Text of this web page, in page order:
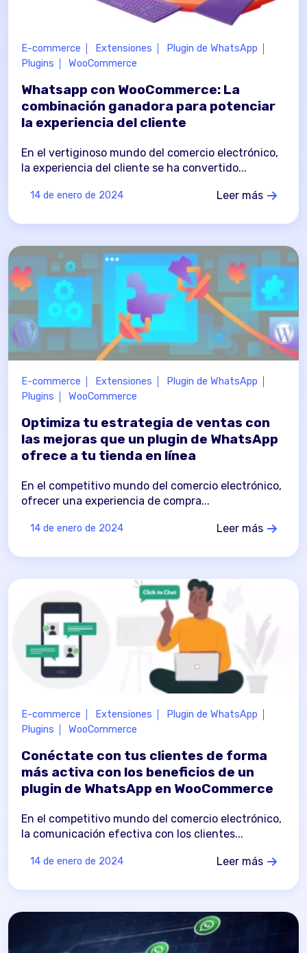
E-commerce Extensiones
Plugin de WhatsApp
Plugins
WooCommerce
Whatsapp con WooCommerce: La
combinación ganadora para potenciar
la experiencia del cliente
En el vertiginoso mundo del comercio electrónico,
la experiencia del cliente se ha convertido...
14 de enero de 2024 Leer más
E-commerce Extensiones
Plugin de WhatsApp
Plugins
WooCommerce
Optimiza tu estrategia de ventas con
las mejoras que un plugin de WhatsApp
ofrece a tu tienda en línea
En el competitivo mundo del comercio electrónico,
ofrecer una experiencia de compra...
14 de enero de 2024 Leer más
E-commerce Extensiones
Plugin de WhatsApp
Plugins
WooCommerce
Conéctate con tus clientes de forma
más activa con los beneficios de un
plugin de WhatsApp en WooCommerce
En el competitivo mundo del comercio electrónico,
la comunicación efectiva con los clientes...
14 de enero de 2024 Leer más